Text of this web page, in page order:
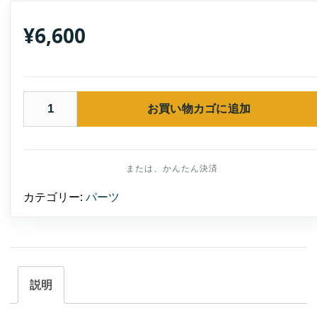
¥6,600
Show
Chrome
フ
フ
ェ
ア
グ
ズ
ト
お買い物カゴに追加
カテゴリー: パーツ
説明